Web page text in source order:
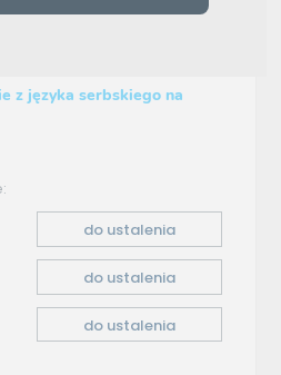
z języka serbskiego na
do ustalenia
do ustalenia
do ustalenia